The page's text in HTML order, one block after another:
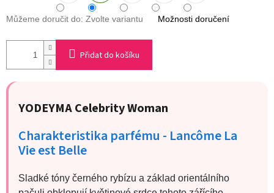
Můžeme doručit do: Zvolte variantu Možnosti doručení
Přidat do košíku
YODEYMACelebrity Woman
Charakteristika parfému - Lancôme La
Vie est Belle
Sladké tóny černého rybízu a základ orientálního